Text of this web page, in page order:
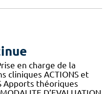
en charge de la
cliniques ACTIONS et
Apports théoriques